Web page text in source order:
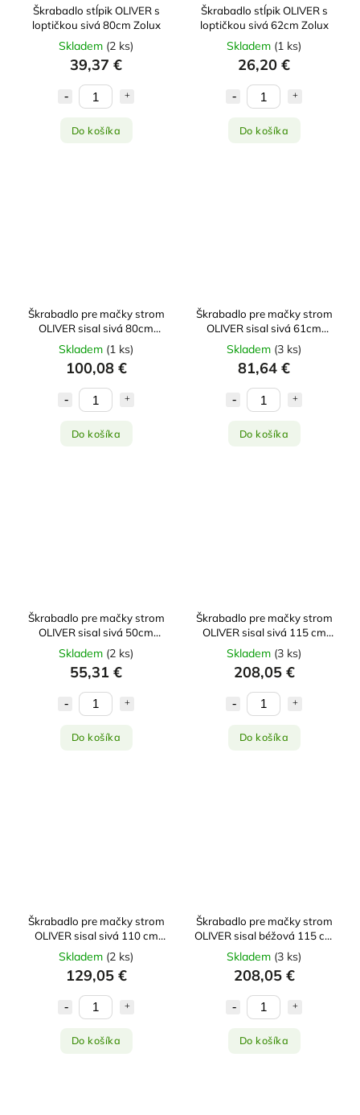
Škrabadlo stĺpik OLIVER s
loptičkou sivá 80cm Zolux
Skladem (2 ks)
39,37 €
Do košíka
Škrabadlo stĺpik OLIVER s
loptičkou sivá 62cm Zolux
Skladem (1 ks)
26,20 €
Do košíka
Škrabadlo pre mačky strom
OLIVER sisal sivá 80cm
Zolux
Skladem (1 ks)
100,08 €
Do košíka
Škrabadlo pre mačky strom
OLIVER sisal sivá 61cm
Zolux
Skladem (3 ks)
81,64 €
Do košíka
Škrabadlo pre mačky strom
OLIVER sisal sivá 50cm
Zolux
Skladem (2 ks)
55,31 €
Do košíka
Škrabadlo pre mačky strom
OLIVER sisal sivá 115 cm
Zolux
Skladem (3 ks)
208,05 €
Do košíka
Škrabadlo pre mačky strom
OLIVER sisal sivá 110 cm
Zolux
Skladem (2 ks)
129,05 €
Do košíka
Škrabadlo pre mačky strom
OLIVER sisal béžová 115 cm
Zolux
Skladem (3 ks)
208,05 €
Do košíka